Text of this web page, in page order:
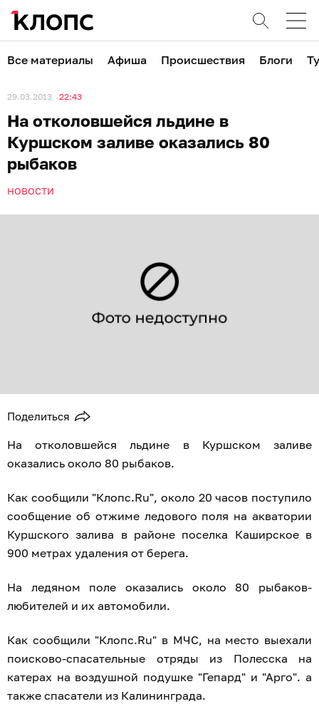
Все материалы Афиша Происшествия Блоги
29.03.2013 22:43
На отколовшейся льдине в
Куршском заливе оказались 80
рыбаков
НОВОСТИ
Поделиться
На отколовшейся льдине в Куршском заливе
оказались около 80 рыбаков.
Как сообщили "Клопс.Ru", около 20 часов поступило
сообщение об отжиме ледового поля на акватории
Куршского залива в районе поселка Каширское в
900 метрах удаления от берега.
На ледяном поле оказались около 80 рыбаков-
любителей и их автомобили.
Как сообщили "Клопс.Ru" в МЧС, на место выехали
поисково-спасательные отряды из Полесска на
катерах на воздушной подушке "Гепард" и "Арго". а
также спасатели из Калининграда.